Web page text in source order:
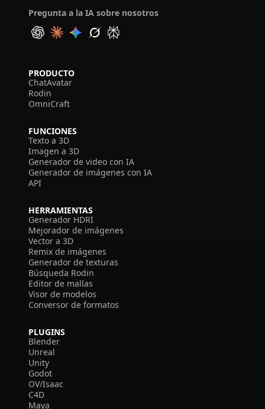
Pregunta a la IA sobre nosotros
PRODUCTO
ChatAvatar
Rodin
OmniCraft
FUNCIONES
Texto a 3D
Imagen a 3D
Generador de video con IA
Generador de imágenes con IA
API
HERRAMIENTAS
Generador HDRI
Mejorador de imágenes
Vector a 3D
Remix de imágenes
Generador de texturas
Búsqueda Rodin
Editor de mallas
Visor de modelos
Conversor de formatos
PLUGINS
Blender
Unreal
Unity
Godot
OV/Isaac
C4D
Maya